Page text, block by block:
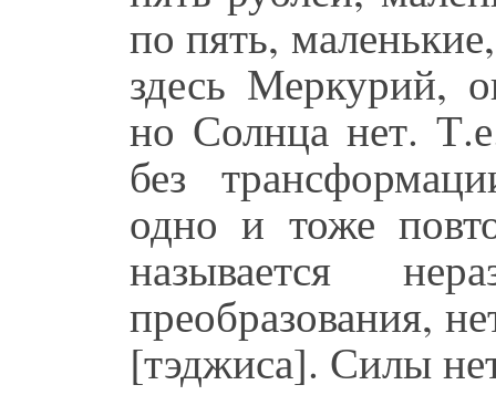
по пять,
здесь Меркурий,
но Солнца нет.
без
одно и тоже
называется
преобразования,
[тэджиса]. Силы